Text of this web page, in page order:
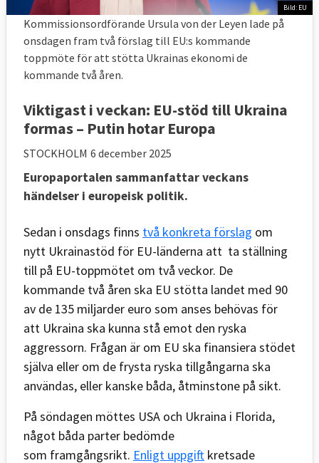
Bild: EU
Kommissionsordförande Ursula von der Leyen lade på
onsdagen fram två förslag till EU:s kommande
toppmöte för att stötta Ukrainas ekonomi de
kommande två åren.
Viktigast i veckan: EU-stöd till Ukraina
formas – Putin hotar Europa
STOCKHOLM 6 december 2025
Europaportalen sammanfattar veckans
händelser i europeisk politik.
Sedan i onsdags finns två konkreta förslag om
nytt Ukrainastöd för EU-länderna att ta ställning
till på EU-toppmötet om två veckor. De
kommande två åren ska EU stötta landet med 90
av de 135 miljarder euro som anses behövas för
att Ukraina ska kunna stå emot den ryska
aggressorn. Frågan är om EU ska finansiera stödet
själva eller om de frysta ryska tillgångarna ska
användas, eller kanske båda, åtminstone på sikt.
På söndagen möttes USA och Ukraina i Florida,
något båda parter bedömde
som framgångsrikt. Enligt uppgift kretsade